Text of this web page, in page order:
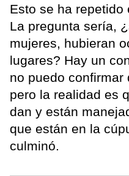
Esto se ha repetido
La pregunta sería,
mujeres, hubieran
lugares? Hay un
no puedo confirmar
pero la realidad es
dan y están
que están en la
culminó.